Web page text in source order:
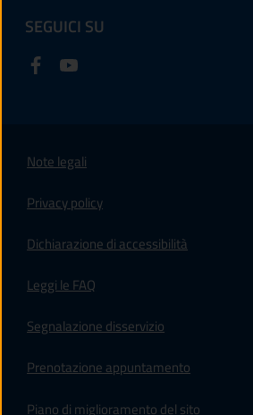
SEGUICI SU
Note legali
Privacy policy
Dichiarazione di accessibilità
Leggi le FAQ
Segnalazione disservizio
Prenotazione appuntamento
Piano di miglioramento del sito